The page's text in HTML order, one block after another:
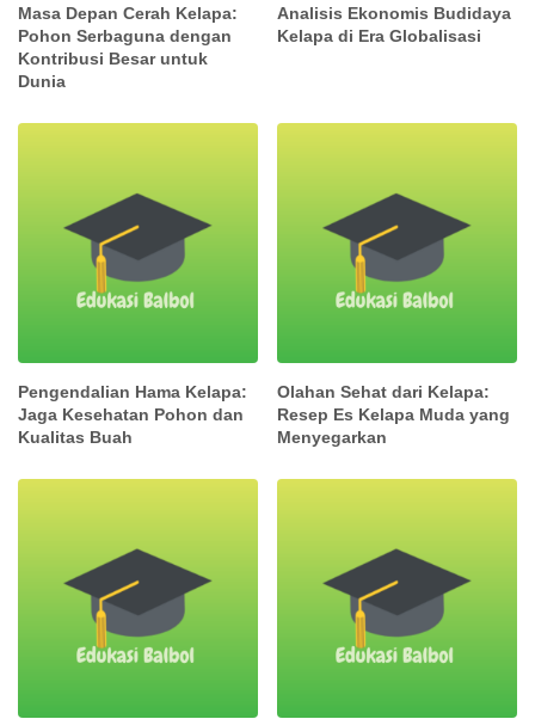
Masa Depan Cerah Kelapa:
Pohon Serbaguna dengan
Kontribusi Besar untuk
Dunia
Analisis Ekonomis Budidaya
Kelapa di Era Globalisasi
Pengendalian Hama Kelapa:
Jaga Kesehatan Pohon dan
Kualitas Buah
Olahan Sehat dari Kelapa:
Resep Es Kelapa Muda yang
Menyegarkan